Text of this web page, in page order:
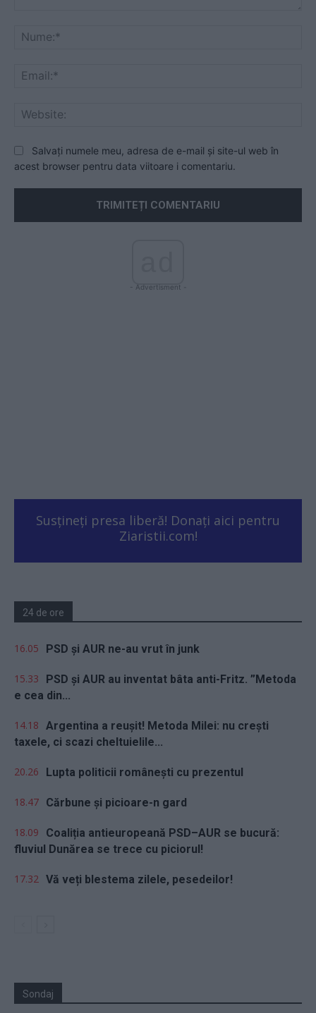
Salvați numele meu, adresa de e-mail și site-ul web în
acest browser pentru data viitoare i comentariu.
- Advertisment -
Susțineți presa liberă! Donați aici pentru
Ziaristii.com!
24 de ore
16.05 PSD și AUR ne-au vrut în junk
15.33
PSD și AUR au inventat bâta anti-Fritz. ”Metoda
e cea din...
14.18 Argentina a reușit! Metoda Milei: nu crești
taxele, ci scazi cheltuielile...
20.26 Lupta politicii românești cu prezentul
18.47 Cărbune și picioare-n gard
18.09
Coaliția antieuropeană PSD–AUR se bucură:
fluviul Dunărea se trece cu piciorul!
17.32 Vă veți blestema zilele, pesedeilor!
Sondaj